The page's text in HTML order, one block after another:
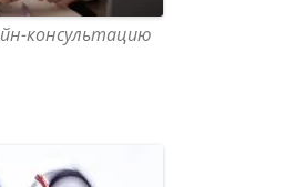
консультацию